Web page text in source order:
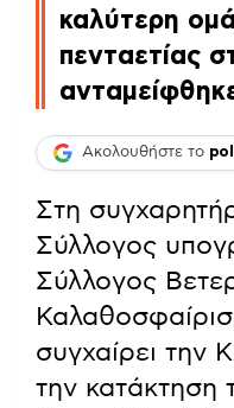
καλύτερη
πενταετίας
Ακολουθήστε το
Στη
Σύλλογος
Σύλλογος
συγχαίρει την
την κατάκτηση